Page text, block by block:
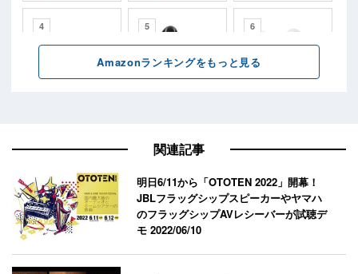
関連記事
明日6/11から「OTOTEN 2022」開幕！
JBLフラッグシップスピーカーやヤマハ
のフラッグシップAVレシーバーが試聴デ
モ2022/06/10